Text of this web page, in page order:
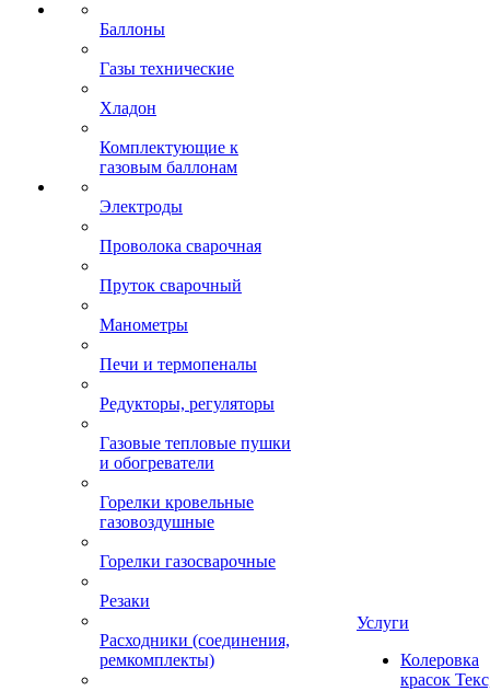
Баллоны
Газы технические
Хладон
Комплектующие к
газовым баллонам
Электроды
Проволока сварочная
Пруток сварочный
Манометры
Печи и термопеналы
Редукторы, регуляторы
Газовые тепловые пушки
и обогреватели
Горелки кровельные
газовоздушные
Горелки газосварочные
Резаки
Расходники (соединения,
ремкомплекты)
Услуги
Колеровка
красок